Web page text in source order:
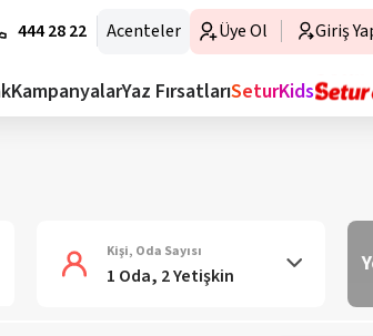
444 28 22 Acenteler Üye Ol Giriş
KampanyalarYaz FırsatlarıSeturKids
Kişi, Oda Sayısı
1 Oda, 2 Yetişkin